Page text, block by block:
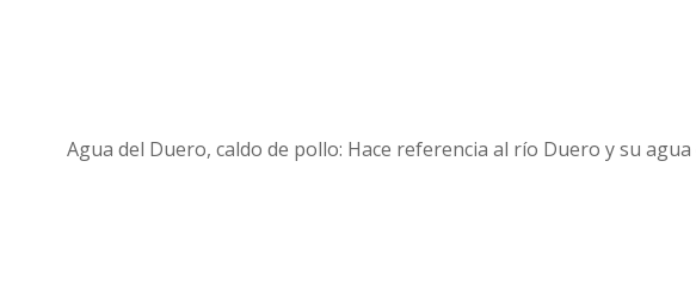
Agua del Duero, caldo de pollo: Hace referencia al río Duero y su